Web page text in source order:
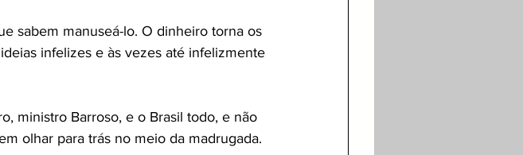
sabem manuseá-lo. O dinheiro torna os
infelizes e às vezes até infelizmente
ministro Barroso, e o Brasil todo, e não
olhar para trás no meio da madrugada.